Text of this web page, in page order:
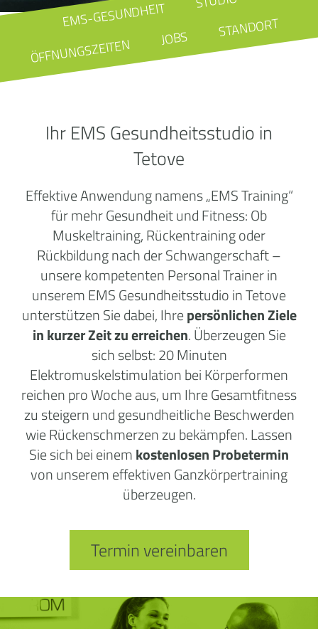
EMS-GESUNDHEIT
ÖFFNUNGSZEITEN JOBS STANDORT
Ihr EMS Gesundheitsstudio in
Tetove
Effektive Anwendung namens „EMS Training“
für mehr Gesundheit und Fitness: Ob
Muskeltraining, Rückentraining oder
Rückbildung nach der Schwangerschaft –
unsere kompetenten Personal Trainer in
unserem EMS Gesundheitsstudio in Tetove
unterstützen Sie dabei, Ihrepersönlichen Ziele
in kurzer Zeit zu erreichen. Überzeugen Sie
sich selbst: 20 Minuten
Elektromuskelstimulation bei Körperformen
reichen pro Woche aus, um Ihre Gesamtfitness
zu steigern und gesundheitliche Beschwerden
wie Rückenschmerzen zu bekämpfen. Lassen
Sie sich bei einemkostenlosen Probetermin
von unserem effektiven Ganzkörpertraining
überzeugen.
Termin vereinbaren